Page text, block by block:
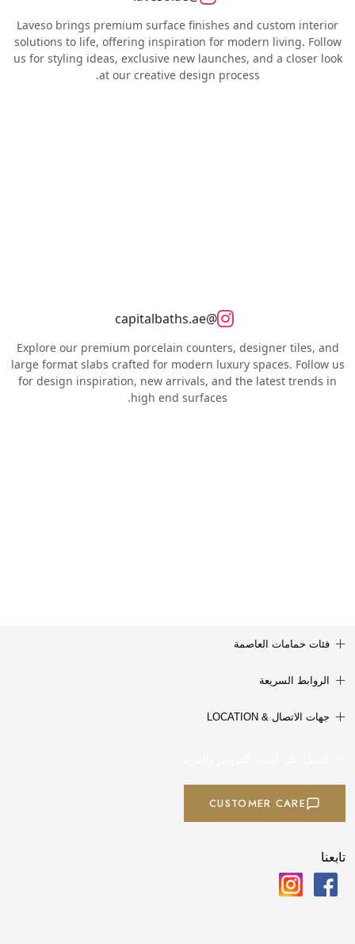
Laveso brings premium surface finishes and custom interior
solutions to life, offering inspiration for modern living. Follow
us for styling ideas, exclusive new launches, and a closer look
at our creative design process.
@capitalbaths.ae
Explore our premium porcelain counters, designer tiles, and
large format slabs crafted for modern luxury spaces. Follow us
for design inspiration, new arrivals, and the latest trends in
high end surfaces.
فئات حمامات العاصمة
الروابط السريعة
جهات الاتصال & LOCATION
CUSTOMER CARE
تابعنا